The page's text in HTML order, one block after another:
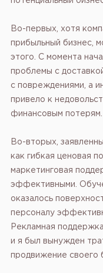
Во-первых, хотя
прибыльный бизнес,
этого. С момента
проблемы с
с повреждениями, а
привело к
финансовым потерям.
Во-вторых,
как гибкая ценовая
маркетинговая
эффективными.
оказалось
персоналу
Рекламная
и я был вынужден
продвижение своего